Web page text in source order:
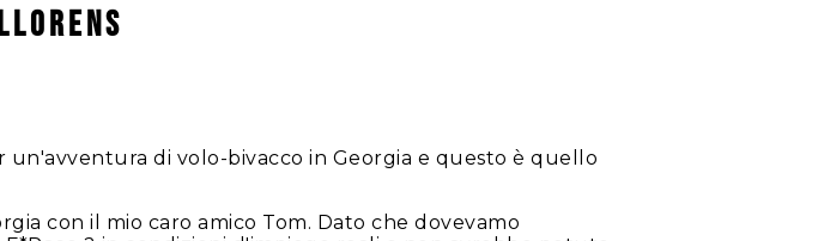
un'avventura di volo-bivacco in Georgia e questo è quello
con il mio caro amico Tom. Dato che dovevamo